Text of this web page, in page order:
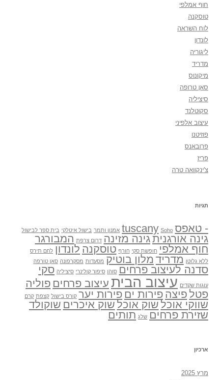
חוף אמלפי
טוסקנה
לוח השראה
לונדון
ליגוריה
מדריד
מיקונוס
סאן טרופה
סיציליה
סקוטלנד
עיצוב אלפיני
פוזיטנו
פרובאנס
פריז
צ'ינקוואה טרה
תגיות
- טאפס Soho
tuscany אמנון ותמר בישול איטלקי בית ספר לבישול
גינה אורגניתגינה מזינה דרום צרפת המבורגר
חוף אמלפי חופשת סקי חורף טוסקנה לונדון לחם תירס
ללא גלוטן מדריד מלון בוטיק מסעדות מסקרפונה סאן טורפה
סדנה לעיצוב פרחים סוהו סיפור קולינרי סיציליה סקי
עוגות שקדים עיצוב הבית עיצוב פרחים פוליה
פטלפיצה פירות ים פירות יער קורס בישול קצפת קרם
שווקי אוכל שוק אוכל שוק איכרים שוקולד
שזירת פרחים שלג תותים
ארכיון
מרץ 2025